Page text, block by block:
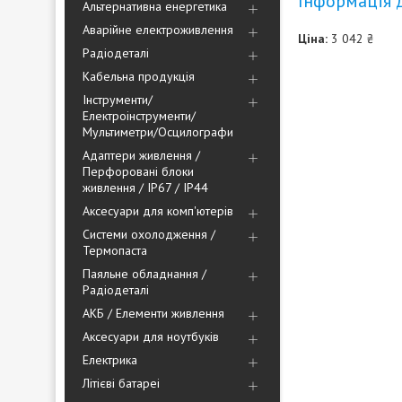
Альтернативна енергетика
Аварійне електроживлення
Радіодеталі
Кабельна продукція
Інструменти/
Електроінструменти/
Мультиметри/Осцилографи
Адаптери живлення /
Перфоровані блоки
живлення / IP67 / IP44
Аксесуари для комп'ютерів
Системи охолодження /
Термопаста
Паяльне обладнання /
Радіодеталі
АКБ / Елементи живлення
Аксесуари для ноутбуків
Електрика
Літієві батареі
Ціна: 3 042 ₴